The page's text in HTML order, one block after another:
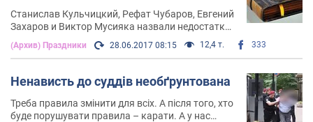
Станислав Кульчицкий, Рефат Чубаров, Евгений
Захаров и Виктор Мусияка назвали недостатки
(Архив) Праздники 28.06.2017 08:15 12,4 т. 333
Ненависть до суддів необґрунтована
Треба правила змінити для всіх. А після того, хто
буде порушувати правила – карати. А у нас